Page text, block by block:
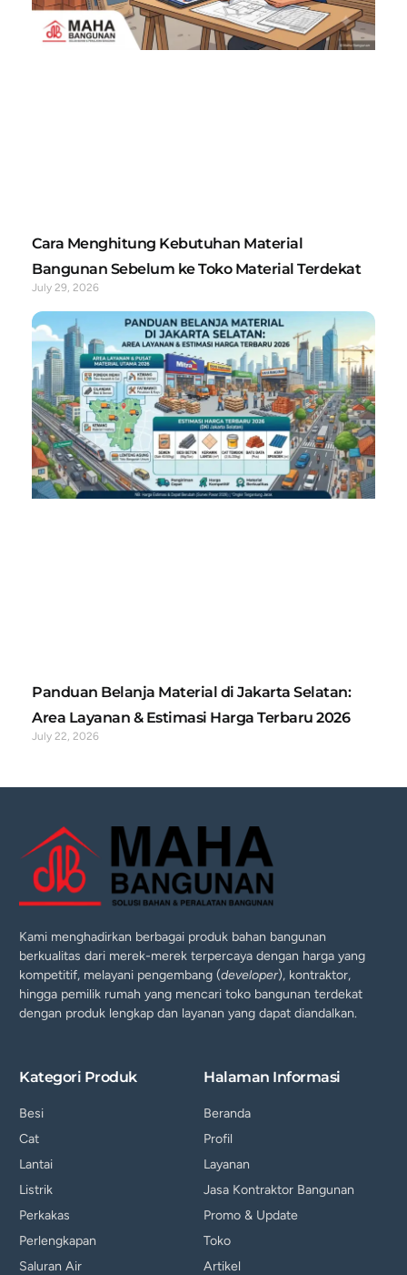
Cara Menghitung Kebutuhan Material
Bangunan Sebelum ke Toko Material Terdekat
July 29, 2026
Panduan Belanja Material di Jakarta Selatan:
Area Layanan & Estimasi Harga Terbaru 2026
July 22, 2026
Kami menghadirkan berbagai produk bahan bangunan
berkualitas dari merek-merek terpercaya dengan harga yang
kompetitif, melayani pengembang (developer), kontraktor,
hingga pemilik rumah yang mencari toko bangunan terdekat
dengan produk lengkap dan layanan yang dapat diandalkan.
Kategori Produk
Besi
Cat
Lantai
Listrik
Perkakas
Perlengkapan
Saluran Air
Halaman Informasi
Beranda
Profil
Layanan
Jasa Kontraktor Bangunan
Promo & Update
Toko
Artikel